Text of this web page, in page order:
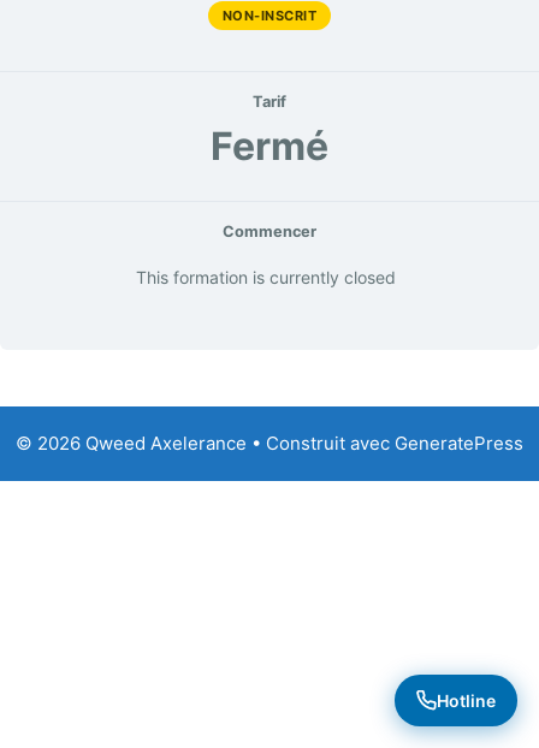
NON-INSCRIT
Tarif
Fermé
Commencer
This formation is currently closed
© 2026 Qweed Axelerance • Construit avec GeneratePress
Hotline